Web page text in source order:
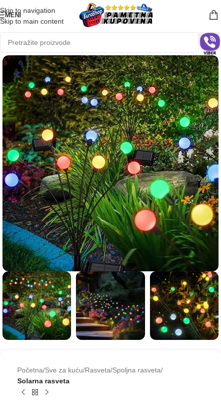
Skip to navigation
Skip to main content
MENI
Početna Sve za kuću Rasveta Spoljna rasveta
Solarna rasveta